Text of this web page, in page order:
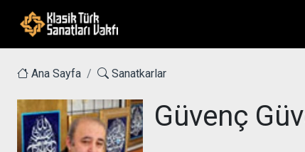
Ana Sayfa Sanatkarlar
Güvenç